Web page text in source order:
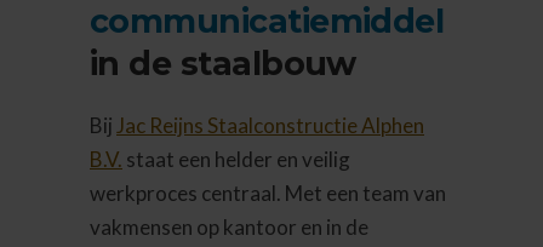
communicatiemiddel
in de staalbouw
Bij Jac Reijns Staalconstructie Alphen
B.V. staat een helder en veilig
werkproces centraal. Met een team van
vakmensen op kantoor en in de